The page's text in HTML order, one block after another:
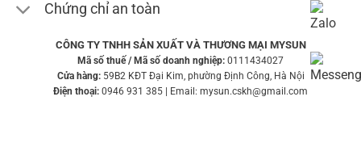
Chứng chỉ an toàn
CÔNG TY TNHH SẢN XUẤT VÀ THƯƠNG MẠI MYSUN
Mã số thuế / Mã số doanh nghiệp: 0111434027
Cửa hàng:59B2 KĐT Đại Kim, phường Định Công, Hà Nội
Điện thoại: 0946 931 385 | Email: mysun.cskh@gmail.com